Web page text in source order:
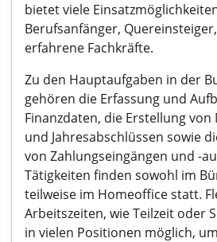
bietet viele
Berufsanfänger,
erfahrene Fachkräfte.
Zu den Hauptaufgaben in der
gehören die Erfassung und
Finanzdaten, die Erstellung
und Jahresabschlüssen sowie
von Zahlungseingängen und -
Tätigkeiten finden sowohl im
teilweise im Homeoffice statt.
Arbeitszeiten, wie Teilzeit oder
in vielen Positionen möglich,